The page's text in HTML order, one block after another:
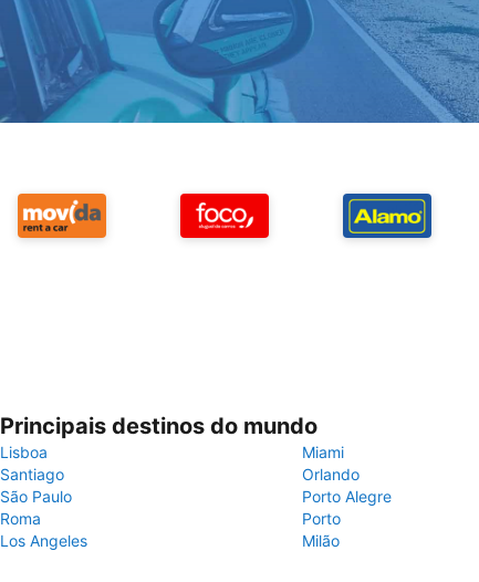
Principais destinos do mundo
Lisboa
Miami
Santiago
Orlando
São Paulo
Porto Alegre
Roma
Porto
Los Angeles
Milão